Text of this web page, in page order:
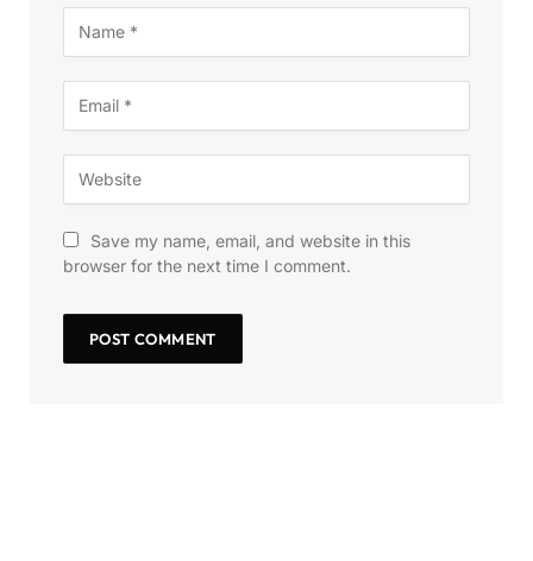
Save my name, email, and website in this
browser for the next time I comment.